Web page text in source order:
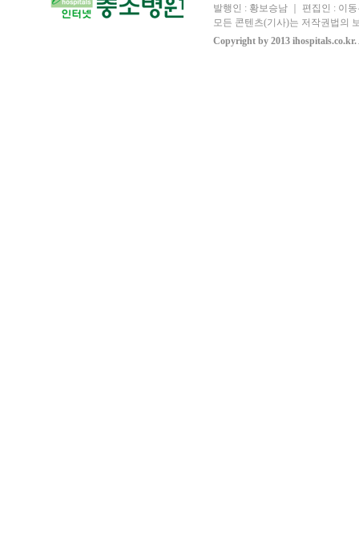
발행인 : 황보승남 ｜ 편집인 : 이
모든 콘텐츠(기사)는 저작권법의
Copyright by 2013 ihospitals.co.kr.